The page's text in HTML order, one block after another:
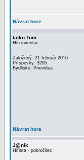
Návrat hore
tatko Tom
Hifi inventar
Založený: 21 február 2016
Príspevky: 3295
Bydlisko: Prievidza
Návrat hore
J@nik
Hifista - pokročilec